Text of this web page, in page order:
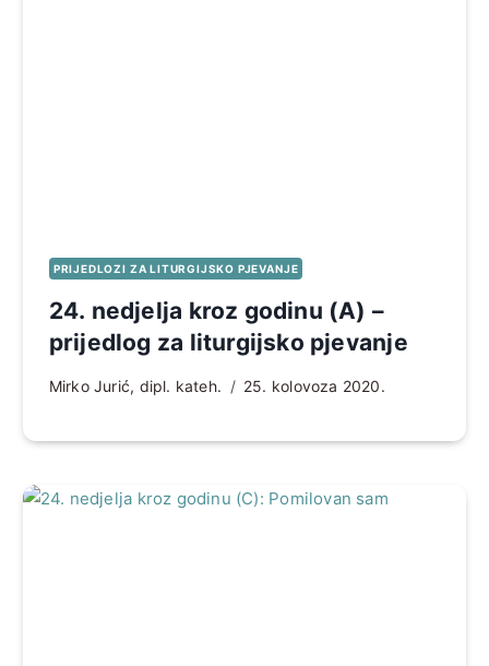
PRIJEDLOZI ZA LITURGIJSKO PJEVANJE
24. nedjelja kroz godinu (A) –
prijedlog za liturgijsko pjevanje
Mirko Jurić, dipl. kateh. 25. kolovoza 2020.